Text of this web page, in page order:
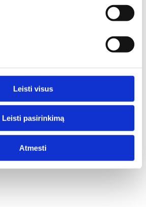
Leisti visus
Leisti pasirinkimą
Atmesti